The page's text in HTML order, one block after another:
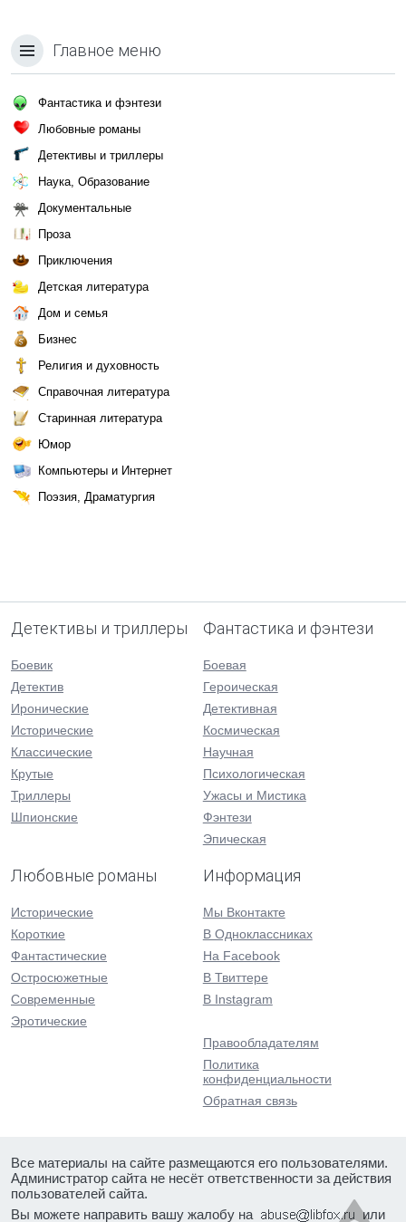
Главное меню
Фантастика и фэнтези
Любовные романы
Детективы и триллеры
Наука, Образование
Документальные
Проза
Приключения
Детская литература
Дом и семья
Бизнес
Религия и духовность
Справочная литература
Старинная литература
Юмор
Компьютеры и Интернет
Поэзия, Драматургия
Детективы и триллеры
Боевик
Детектив
Иронические
Исторические
Классические
Крутые
Триллеры
Шпионские
Фантастика и фэнтези
Боевая
Героическая
Детективная
Космическая
Научная
Психологическая
Ужасы и Мистика
Фэнтези
Эпическая
Любовные романы
Исторические
Короткие
Фантастические
Остросюжетные
Современные
Эротические
Информация
Мы Вконтакте
В Одноклассниках
На Facebook
В Твиттере
В Instagram
Правообладателям
Политика
конфиденциальности
Обратная связь
Все материалы на сайте размещаются его пользователями.
Администратор сайта не несёт ответственности за действия
пользователей сайта.
Вы можете направить вашу жалобу на
или